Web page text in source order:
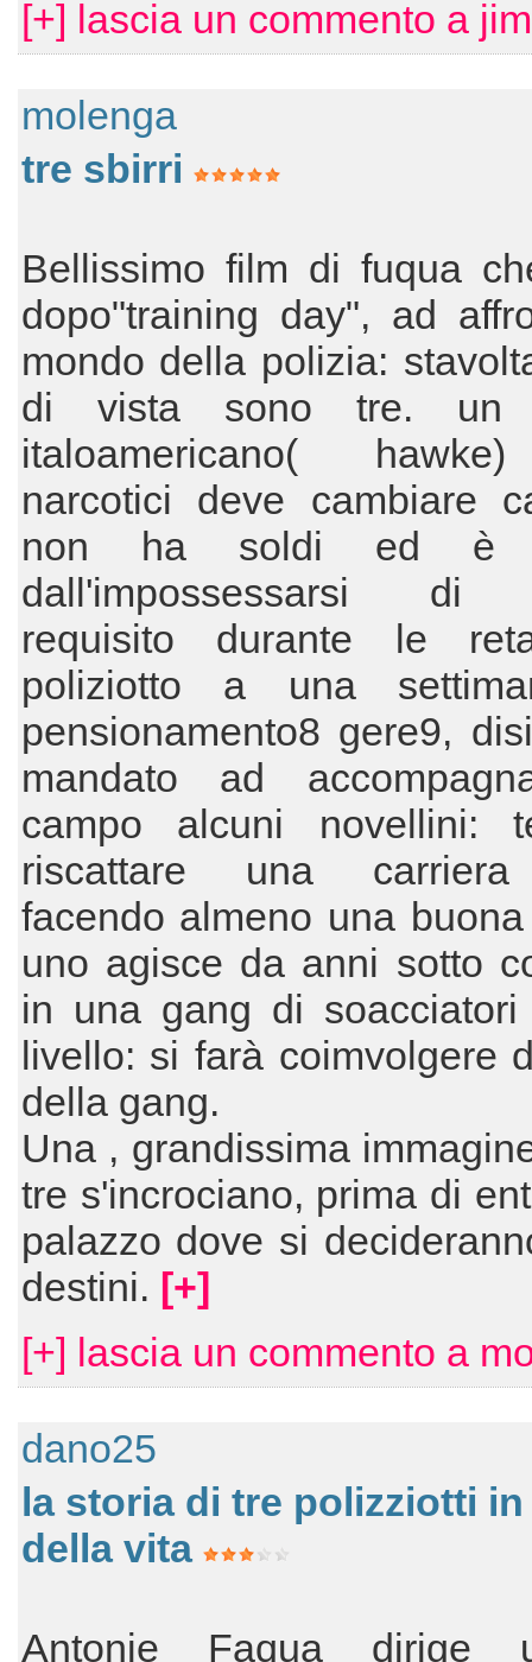
[+] lascia un commento a
molenga
tre sbirri
Bellissimo film di fuqua
dopo"training day", ad
mondo della polizia:
di vista sono tre. un
italoamericano(
narcotici deve cambiare
non ha soldi ed è
dall'impossessarsi di
requisito durante le
poliziotto a una
pensionamento8 gere9,
mandato ad
campo alcuni novellini:
riscattare una
facendo almeno una
uno agisce da anni sotto
in una gang di
livello: si farà coimvolgere
della gang.
Una , grandissima
tre s'incrociano, prima di
palazzo dove si
destini. [+]
[+] lascia un commento a
dano25
la storia di tre polizziotti
della vita
Antonie Faqua dirige